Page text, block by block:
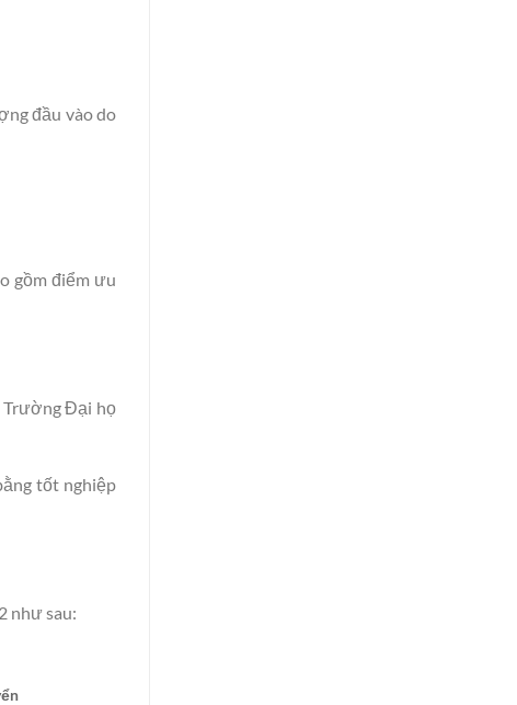
đầu vào do
gồm điểm ưu
Trường Đại họ
tốt nghiệp
như sau: